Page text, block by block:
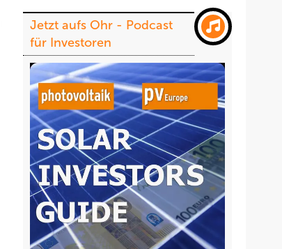
Jetzt aufs Ohr - Podcast
für Investoren